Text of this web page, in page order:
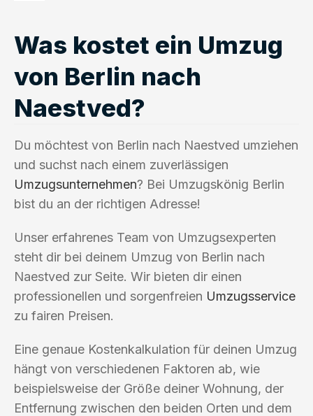
Was kostet ein Umzug
von Berlin nach
Naestved?
Du möchtest von Berlin nach Naestved umziehen
und suchst nach einem zuverlässigen
Umzugsunternehmen? Bei Umzugskönig Berlin
bist du an der richtigen Adresse!
Unser erfahrenes Team von Umzugsexperten
steht dir bei deinem Umzug von Berlin nach
Naestved zur Seite. Wir bieten dir einen
professionellen und sorgenfreien Umzugsservice
zu fairen Preisen.
Eine genaue Kostenkalkulation für deinen Umzug
hängt von verschiedenen Faktoren ab, wie
beispielsweise der Größe deiner Wohnung, der
Entfernung zwischen den beiden Orten und dem